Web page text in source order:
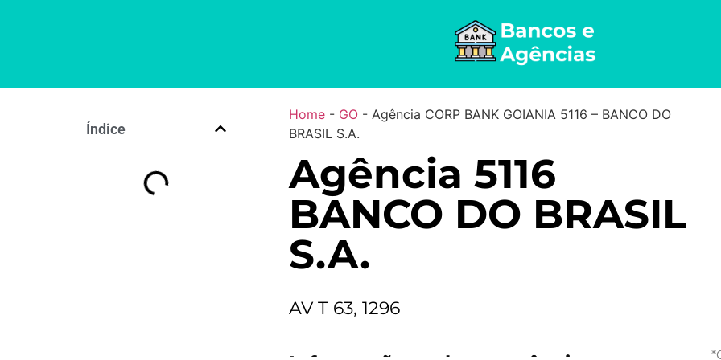
Índice
Home- GO- Agência CORP BANK GOIANIA 5116 – BANCO DO
BRASIL S.A.
Agência 5116
BANCO DO BRASIL
S.A.
AV T 63, 1296